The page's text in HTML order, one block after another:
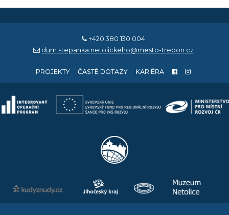
+420 380 130 004
dum.stepanka.netolickeho@mesto-trebon.cz
PROJEKTY ČASTÉ DOTAZY KARIÉRA